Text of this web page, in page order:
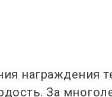
награждения
За